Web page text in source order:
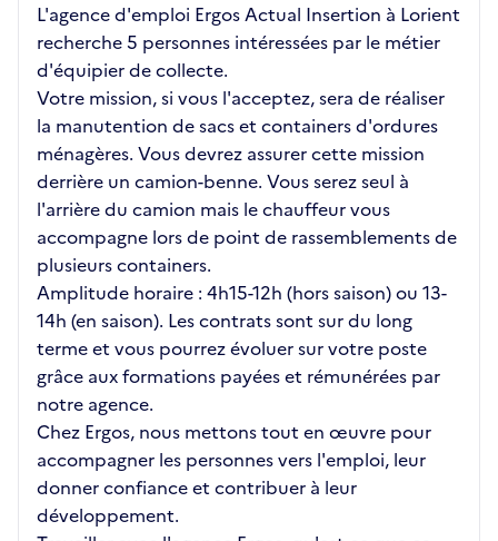
L'agence d'emploi Ergos Actual Insertion à Lorient
recherche 5 personnes intéressées par le métier
d'équipier de collecte.
Votre mission, si vous l'acceptez, sera de réaliser
la manutention de sacs et containers d'ordures
ménagères. Vous devrez assurer cette mission
derrière un camion-benne. Vous serez seul à
l'arrière du camion mais le chauffeur vous
accompagne lors de point de rassemblements de
plusieurs containers.
Amplitude horaire : 4h15-12h (hors saison) ou 13-
14h (en saison). Les contrats sont sur du long
terme et vous pourrez évoluer sur votre poste
grâce aux formations payées et rémunérées par
notre agence.
Chez Ergos, nous mettons tout en œuvre pour
accompagner les personnes vers l'emploi, leur
donner confiance et contribuer à leur
développement.